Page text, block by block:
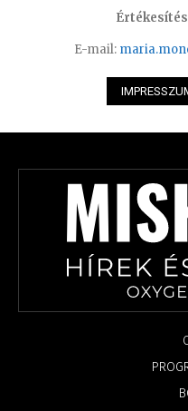
E-mail: